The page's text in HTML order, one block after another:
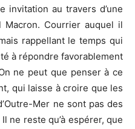
invitation au travers d’une
Macron. Courrier auquel il
rappellant le temps qui
à répondre favorablement
ne peut que penser à ce
qui laisse à croire que les
Mer ne sont pas des
ne reste qu’à espérer, que